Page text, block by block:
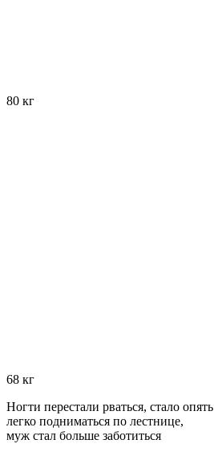
80 кг
68 кг
Ногти перестали рваться, стало опять
легко подниматься по лестнице,
муж стал больше заботиться